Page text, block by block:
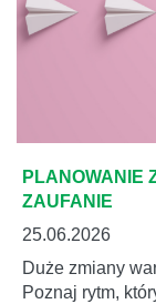
PLANOWANIE
ZAUFANIE
25.06.2026
Duże zmiany
Poznaj rytm,